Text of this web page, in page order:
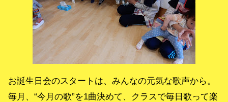
お誕生日会のスタートは、みんなの元気な歌声から。
毎月、“今月の歌”を1曲決めて、クラスで毎日歌って楽